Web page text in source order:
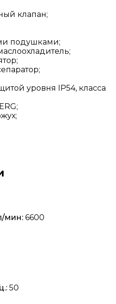
клапан;
подушками;
уровня IP54, класса
мин: 6600
50